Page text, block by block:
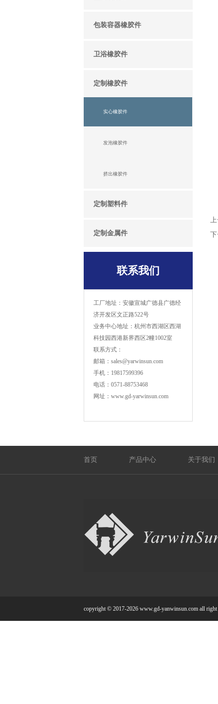
包装容器橡胶件
卫浴橡胶件
定制橡胶件
实心橡胶件
发泡橡胶件
挤出橡胶件
定制塑料件
定制金属件
联系我们
工厂地址：安徽宣城广德县广德经
济开发区文正路522号
业务中心地址：杭州市西湖区西湖
科技园西港新界西区2幢1002室
联系方式：
邮箱：sales@yarwinsun.com
手机：19817599396
电话：0571-88753468
网址：www.gd-yarwinsun.com
首页 产品中心 关于我们
copyright © 2017-2026 www.gd-yanwinsun.com all